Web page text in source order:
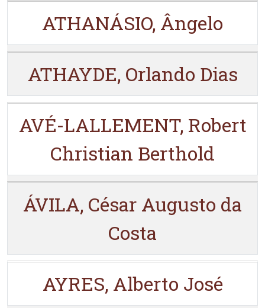
ATHANÁSIO, Ângelo
ATHAYDE, Orlando Dias
AVÉ-LALLEMENT, Robert
Christian Berthold
ÁVILA, César Augusto da
Costa
AYRES, Alberto José